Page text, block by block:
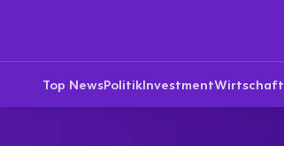
Top NewsPolitikInvestmentWirtschaft